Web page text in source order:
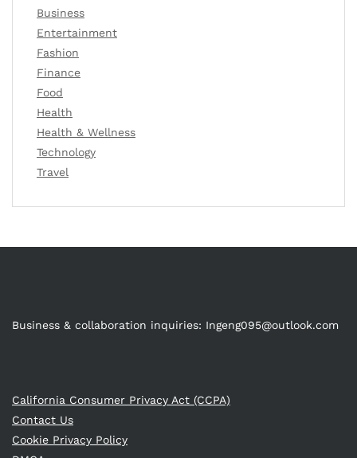
Business
Entertainment
Fashion
Finance
Food
Health
Health & Wellness
Technology
Travel
Business & collaboration inquiries: Ingeng095@outlook.com
California Consumer Privacy Act (CCPA)
Contact Us
Cookie Privacy Policy